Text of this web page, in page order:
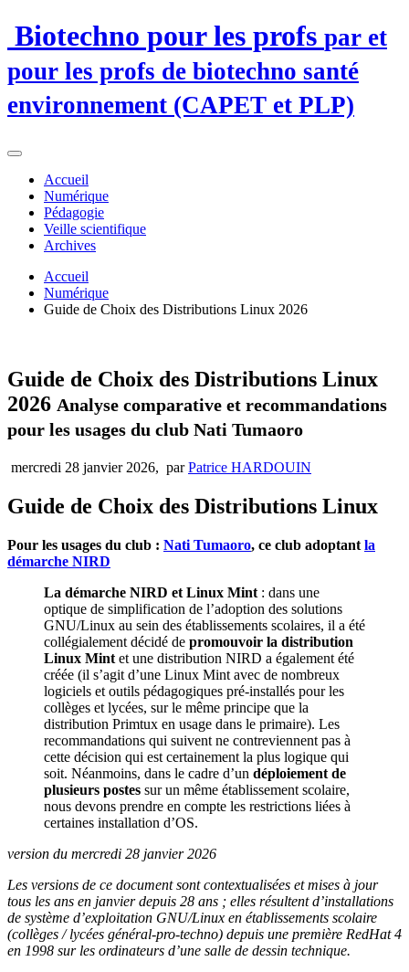
Biotechno pour les profs par et
pour les profs de biotechno santé
environnement (CAPET et PLP)
Accueil
Numérique
Pédagogie
Veille scientifique
Archives
Accueil
Numérique
Guide de Choix des Distributions Linux 2026
Guide de Choix des Distributions Linux
2026 Analyse comparative et recommandations
pour les usages du club Nati Tumaoro
mercredi 28 janvier 2026, parPatrice HARDOUIN
Guide de Choix des Distributions Linux
Pour les usages du club : Nati Tumaoro, ce club adoptant la
démarche NIRD
La démarche NIRD et Linux Mint : dans une
optique de simplification de l’adoption des solutions
GNU/Linux au sein des établissements scolaires, il a été
collégialement décidé de promouvoir la distribution
Linux Mint et une distribution NIRD a également été
créée (il s’agit d’une Linux Mint avec de nombreux
logiciels et outils pédagogiques pré-installés pour les
collèges et lycées, sur le même principe que la
distribution Primtux en usage dans le primaire). Les
recommandations qui suivent ne contreviennent pas à
cette décision qui est certainement la plus logique qui
soit. Néanmoins, dans le cadre d’un déploiement de
plusieurs postes sur un même établissement scolaire,
nous devons prendre en compte les restrictions liées à
certaines installation d’OS.
version du mercredi 28 janvier 2026
Les versions de ce document sont contextualisées et mises à jour
tous les ans en janvier depuis 28 ans ; elles résultent d’installations
de système d’exploitation GNU/Linux en établissements scolaire
(collèges / lycées général-pro-techno) depuis une première RedHat 4
en 1998 sur les ordinateurs d’une salle de dessin technique.